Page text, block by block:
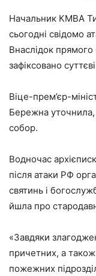
Начальник КМВА
сьогодні свідомо
Внаслідок
зафіксовано
Віце-прем’єр-
Бережна
собор.
Водночас
після атаки РФ
святинь і
йшла про
«Завдяки
причетних, а також
пожежних